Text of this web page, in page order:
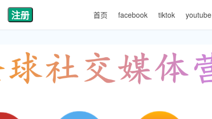
注册 首页 facebook tiktok youtube